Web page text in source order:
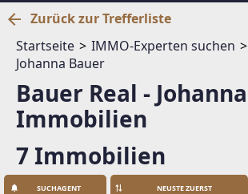
Zurück zur Trefferliste
Startseite
IMMO-Experten suchen
Johanna Bauer
Bauer Real -
Immobilien
7 Immobilien
SUCHAGENT